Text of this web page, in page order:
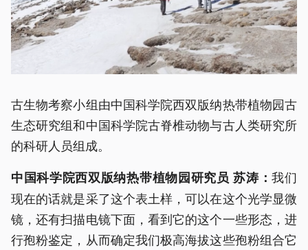
古生物考察小组由中国科学院西双版纳热带植物园古
生态研究组和中国科学院古脊椎动物与古人类研究所
的科研人员组成。
中国科学院西双版纳热带植物园研究员 苏涛：我们
现在的话就是采了这个表土样，可以在这个光学显微
镜，还有扫描电镜下面，看到它的这个一些形态，进
行孢粉鉴定，从而确定我们极高海拔这些孢粉组合它